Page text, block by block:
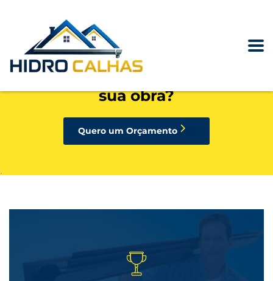
precisando de calhas, rufos,
pingadeiras ou condutores para
sua obra?
Quero um Orçamento
.